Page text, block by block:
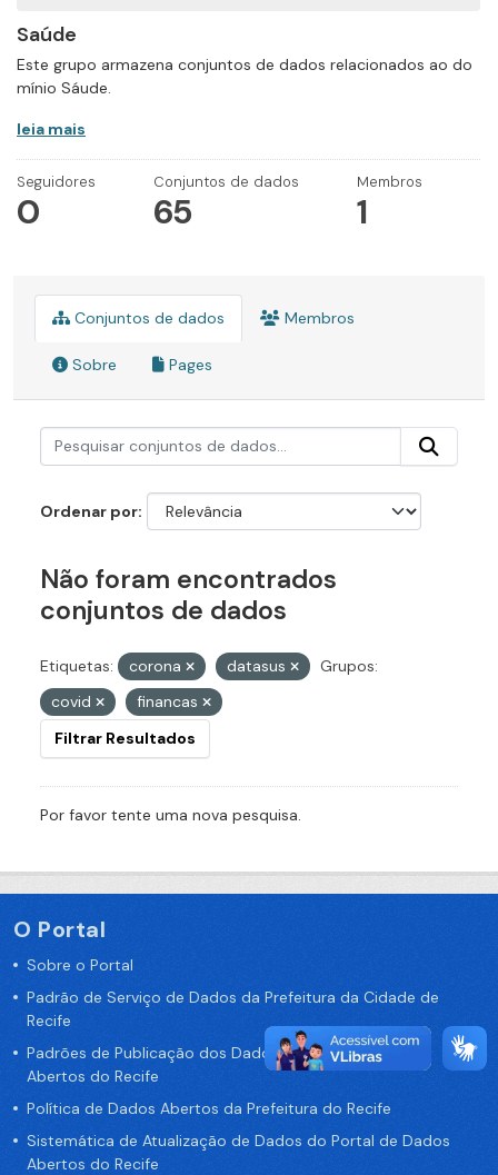
Saúde
Este grupo armazena conjuntos de dados relacionados ao do
mínio Sáude.
leia mais
Seguidores
0
Conjuntos de dados
65
Membros
1
Conjuntos de dados Membros
Sobre Pages
Ordenar por
Não foram encontrados
conjuntos de dados
Etiquetas: corona datasus
Grupos:
covid
financas
Filtrar Resultados
Por favor tente uma nova pesquisa.
O Portal
Sobre o Portal
Padrão de Serviço de Dados da Prefeitura da Cidade de
Recife
Padrões de Publicação dos Dados no Portal de Dados
Abertos do Recife
Política de Dados Abertos da Prefeitura do Recife
Sistemática de Atualização de Dados do Portal de Dados
Abertos do Recife